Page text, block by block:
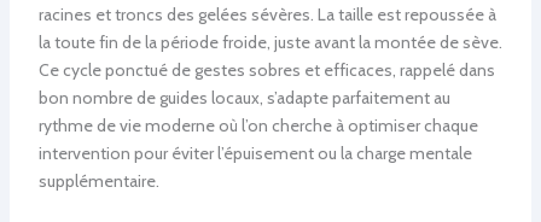
racines et troncs des gelées sévères. La taille est repoussée à
la toute fin de la période froide, juste avant la montée de sève.
Ce cycle ponctué de gestes sobres et efficaces, rappelé dans
bon nombre de guides locaux, s’adapte parfaitement au
rythme de vie moderne où l’on cherche à optimiser chaque
intervention pour éviter l’épuisement ou la charge mentale
supplémentaire.